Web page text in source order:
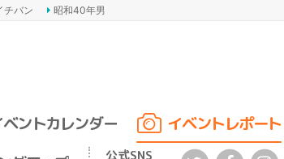
チバン
昭和40年男
ントカレンダー イベントレポート
公式SNS